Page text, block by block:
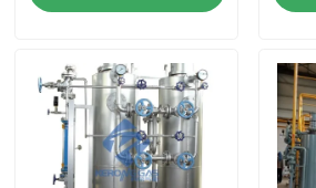
Over ons
Fabriekstocht